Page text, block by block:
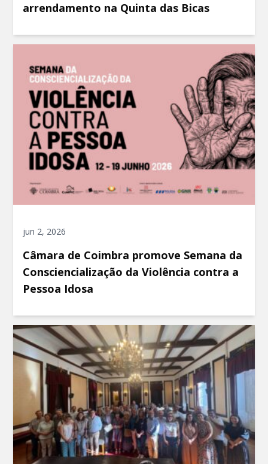
arrendamento na Quinta das Bicas
jun 2, 2026
Câmara de Coimbra promove Semana da
Consciencialização da Violência contra a
Pessoa Idosa